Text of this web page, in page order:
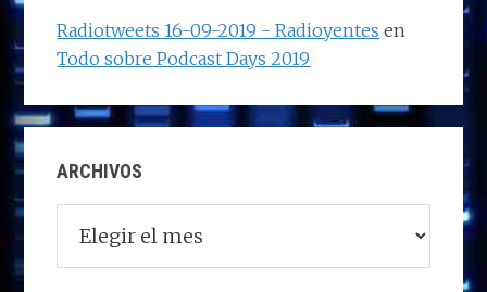
Radiotweets 16-09-2019 - Radioyentes en
Todo sobre Podcast Days 2019
ARCHIVOS